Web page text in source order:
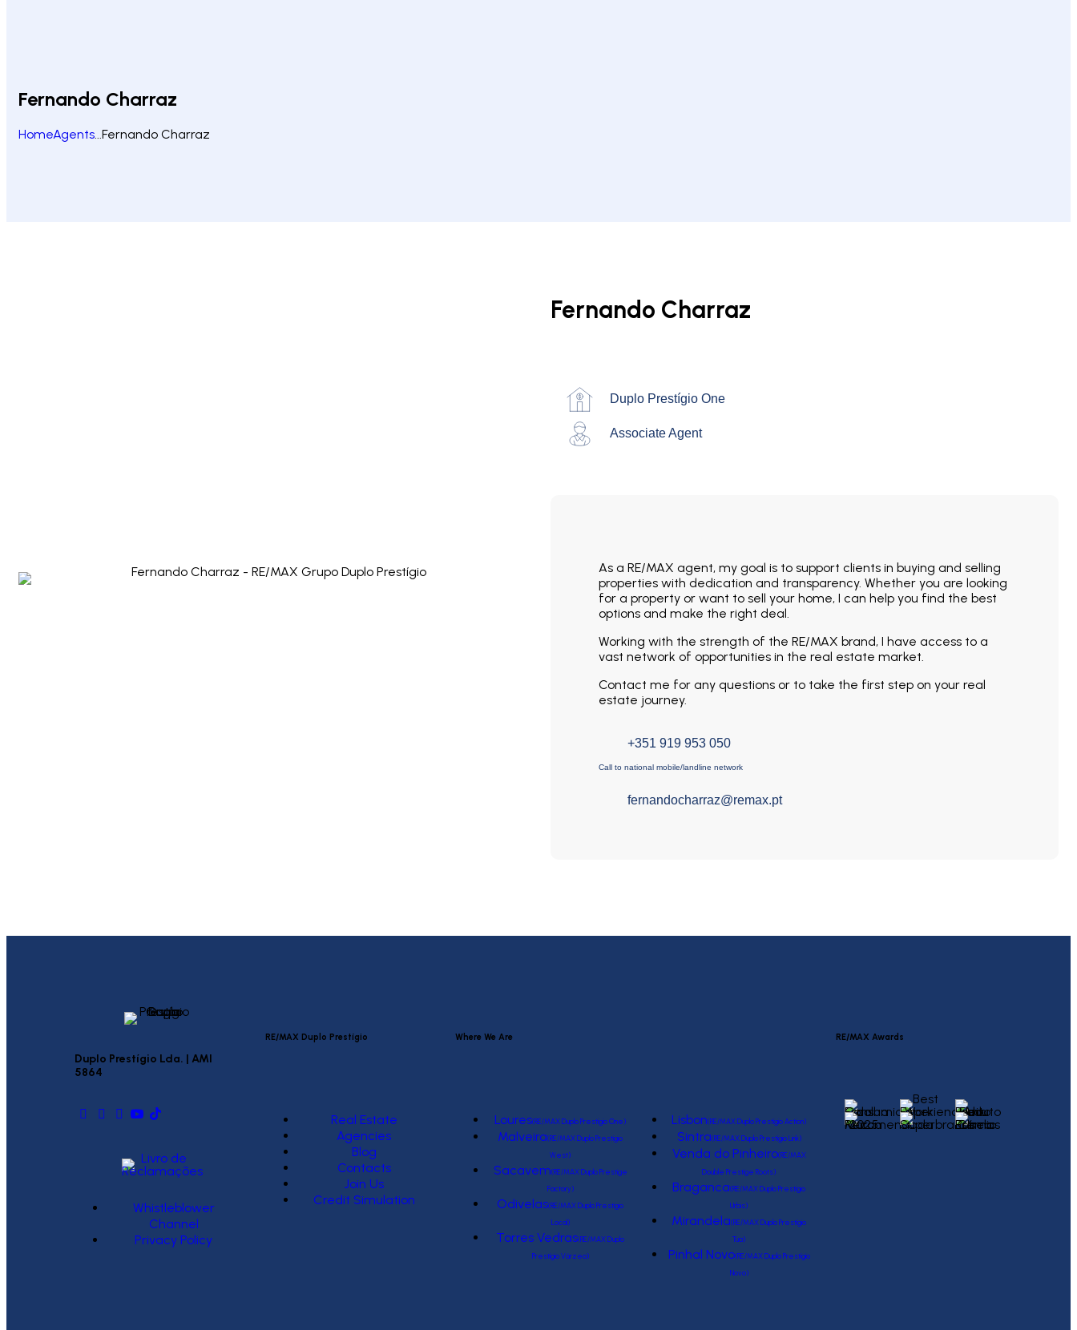
Fernando Charraz
HomeAgents...Fernando Charraz
Fernando Charraz
Duplo Prestígio One
Associate Agent
As a RE/MAX agent, my goal is to support clients in buying and selling
properties with dedication and transparency. Whether you are looking
for a property or want to sell your home, I can help you find the best
options and make the right deal.
Working with the strength of the RE/MAX brand, I have access to a
vast network of opportunities in the real estate market.
Contact me for any questions or to take the first step on your real
estate journey.
+351 919 953 050
Call to national mobile/landline network
fernandocharraz@remax.pt
Duplo Prestígio Lda. | AMI
5864
Whistleblower
Channel
Privacy Policy
RE/MAX Duplo Prestígio
Real Estate
Agencies
Blog
Contacts
Join Us
Credit Simulation
Where We Are
Loures(RE/MAX Duplo Prestígio One)
Malveira(RE/MAX Duplo Prestígio
West)
Sacavem(RE/MAX Duplo Prestige
Factory)
Odivelas(RE/MAX Duplo Prestígio
Local)
Torres Vedras(RE/MAX Duplo
Prestígio Várzea)
Lisbon(RE/MAX Duplo Prestígio Action)
Sintra(RE/MAX Duplo Prestígio Link)
Venda do Pinheiro(RE/MAX
Double Prestige Roots)
Braganca(RE/MAX Duplo Prestígio
Urbis)
Mirandela(RE/MAX Duplo Prestígio
Tua)
Pinhal Novo(RE/MAX Duplo Prestígio
Novo)
RE/MAX Awards